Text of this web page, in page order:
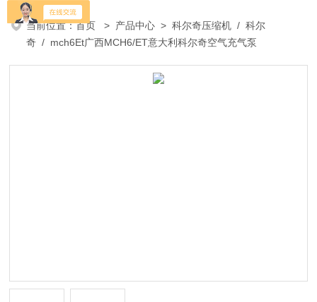
当前位置：首页 > 产品中心 >科尔奇压缩机 /科尔
奇 / mch6Et广西MCH6/ET意大利科尔奇空气充气泵